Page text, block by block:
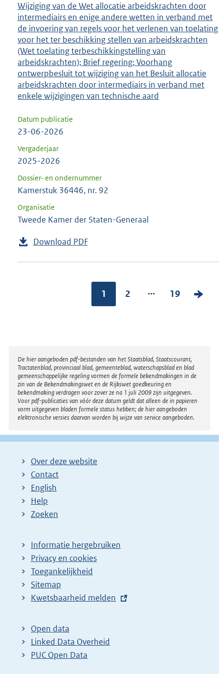
Wijziging van de Wet allocatie arbeidskrachten door
intermediairs en enige andere wetten in verband met
de invoering van regels voor het verlenen van toelating
voor het ter beschikking stellen van arbeidskrachten
(Wet toelating terbeschikkingstelling van
arbeidskrachten); Brief regering; Voorhang
ontwerpbesluit tot wijziging van het Besluit allocatie
arbeidskrachten door intermediairs in verband met
enkele wijzigingen van technische aard
Datum publicatie
23-06-2026
Vergaderjaar
2025-2026
Dossier- en ondernummer
Kamerstuk 36446, nr. 92
Organisatie
Tweede Kamer der Staten-Generaal
Download PDF
1 2 ... 19
V
g
Disclaimer
De hier aangeboden pdf-bestanden van het Staatsblad, Staatscourant,
Tractatenblad, provinciaal blad, gemeenteblad, waterschapsblad en blad
gemeenschappelijke regeling vormen de formele bekendmakingen in de
zin van de Bekendmakingswet en de Rijkswet goedkeuring en
bekendmaking verdragen voor zover ze na 1 juli 2009 zijn uitgegeven.
Voor pdf-publicaties van vóór deze datum geldt dat alleen de in papieren
vorm uitgegeven bladen formele status hebben; de hier aangeboden
elektronische versies daarvan worden bij wijze van service aangeboden.
Over deze website
Contact
English
Help
Zoeken
Informatie hergebruiken
Privacy en cookies
Toegankelijkheid
Sitemap
E
t
e
r
Kwetsbaarheid melden
Open data
Linked Data Overheid
PUC Open Data